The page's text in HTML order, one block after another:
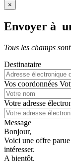
×
Envoyer à
Tous les champs
Destinataire
Vos coordonnées
Votre adresse
Message
Bonjour,
Voici une offre
intéresser.
A bientôt.